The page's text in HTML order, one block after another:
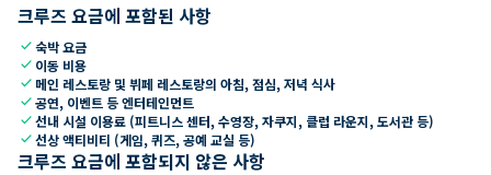
크루즈 요금에 포함된 사항
check숙박 요금
check 이동 비용
check 메인 레스토랑 및 뷔페 레스토랑의 아침, 점심, 저녁 식사
check공연, 이벤트 등 엔터테인먼트
check선내 시설 이용료 (피트니스 센터, 수영장, 자쿠지, 클럽 라운지, 도서관 등)
check선상 액티비티 (게임, 퀴즈, 공예 교실 등)
크루즈 요금에 포함되지 않은 사항